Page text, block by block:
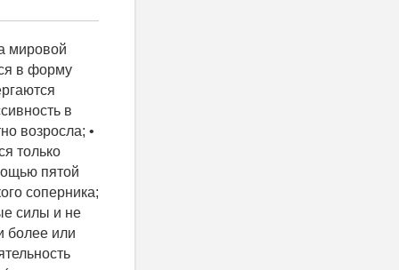
для оценивания качества задачи фильтрации, в условиях когда модель помехи и шума не адекватны реальным. Пусть предполагаемые (принятые при синтезе) модель уравнения наблюдения (измерения) и динамическое уравнение помехи определяются соответственно выражениями [3]: 43279.png (1) Оптимальный алгоритм фильтрации-обнаружения для данной задачи, дается следующей системой дифференциальных уравнений: 43288.png (2) Положим, что реальные математические модели совпадают с априорными с точностью до параметров. 43296.png. (3) Где: nox(t), n1x(t) - белые гауссовские шумы с матрицами спектральных плотностей Nox, N1x, того же размера, что и в (1). Применительно к реальной модели мгновенная ошибка фильтрации будет определяться выражениями (при гипотезах наличия или отсутствия сигнала 43303.png, 43310.png): 43317.png, (4) где под V1(t) V0(t) следует понимать оценку помехи, осуществляемую оптимальным фильтром (2) при воздействии на него реального наблюдения ux(t) (соответственно при гипотезах наличия 43332.png, или отсутствия сигнала 43343.png): 43351.png (5) Продифференцируем равенства (82) по времени: 43362.p